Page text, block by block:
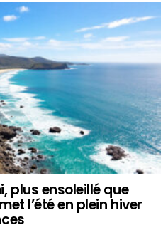
plus ensoleillé que
l’été en plein hiver